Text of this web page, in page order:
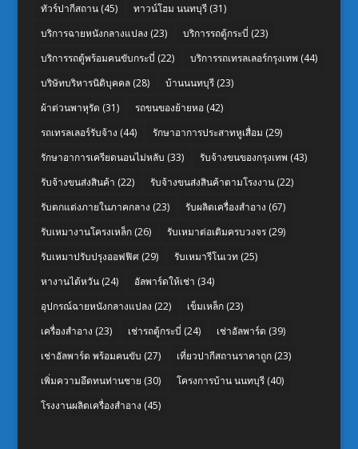
ทัวร์ปากีสถาน(45) ทาวน์โฮม นนทบุรี(31)
บริการฉายหนังกลางแปลง (23) บริการรถตู้กระบี่ (23)
บริการรถตู้พร้อมคนขับกระบี่ (22) บริการรถเทรลเลอร์กรุงเทพ (44)
บริษัทบริหารนิติบุคคล(28) บ้านนนทบุรี(23)
ผ้าต่วนพาหุรัด (31) รถขนของย้ายหอ(42)
รถเทรลเลอร์รับจ้าง (44) รักษาอาการประสาทหูเสื่อม (29)
รักษาอาการเครียดนอนไม่หลับ (33) รับจ้างขนของกรุงเทพ (43)
รับจ้างขนส่งสินค้า (22) รับจ้างขนส่งสินค้าตามโรงงาน(22)
รับตกแต่งภายในภาคกลาง (23) รับผลิตเครื่องสำอาง (67)
รับเหมางานโครงเหล็ก(26) รับเหมาต่อเติมครบวงจร(29)
รับเหมาปรับปรุงออฟฟิศ(29) รับเหมารีโนเวท (25)
หางานไต้หวัน(24) อัลพาร์ดให้เช่า (34)
อุปกรณ์ฉายหนังกลางแปลง (22) เข็มเหล็ก(23)
เครื่องสำอาง (23) เช่ารถตู้กระบี่ (24) เช่าอัลพาร์ด (39)
เช่าอัลพาร์ด พร้อมคนขับ (27) เที่ยวปากีสถานราคาถูก(23)
เพิ่มความอึดทนท่านชาย (30) โครงการบ้าน นนทบุรี(40)
โรงงานผลิตเครื่องสำอาง (45)